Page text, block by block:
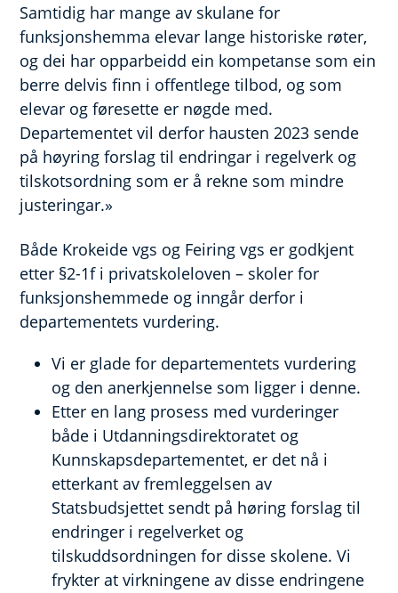
Samtidig har mange av skulane for
funksjonshemma elevar lange historiske røter,
og dei har opparbeidd ein kompetanse som ein
berre delvis finn i offentlege tilbod, og som
elevar og føresette er nøgde med.
Departementet vil derfor hausten 2023 sende
på høyring forslag til endringar i regelverk og
tilskotsordning som er å rekne som mindre
justeringar.»
Både Krokeide vgs og Feiring vgs er godkjent
etter §2-1f i privatskoleloven – skoler for
funksjonshemmede og inngår derfor i
departementets vurdering.
Vi er glade for departementets vurdering
og den anerkjennelse som ligger i denne.
Etter en lang prosess med vurderinger
både i Utdanningsdirektoratet og
Kunnskapsdepartementet, er det nå i
etterkant av fremleggelsen av
Statsbudsjettet sendt på høring forslag til
endringer i regelverket og
tilskuddsordningen for disse skolene. Vi
frykter at virkningene av disse endringene